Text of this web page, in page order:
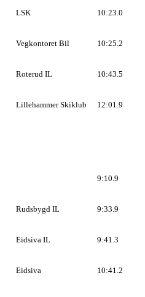
LSK 10:23.0
Vegkontoret Bil 10:25.2
Roterud IL 10:43.5
Lillehammer Skiklub 12:01.9
9:10.9
Rudsbygd IL 9:33.9
Eidsiva IL 9:41.3
Eidsiva 10:41.2